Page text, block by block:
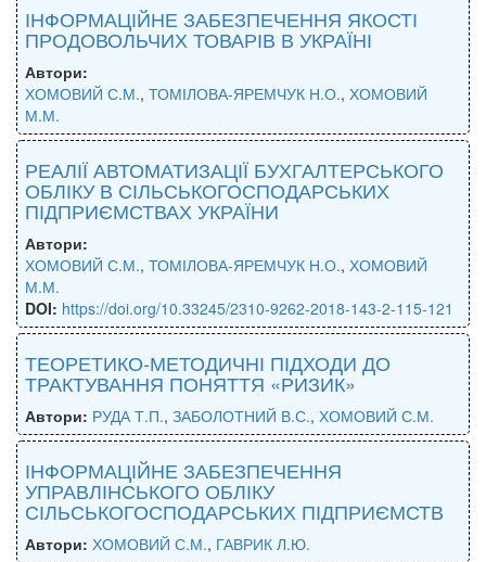
ІНФОРМАЦІЙНЕ ЗАБЕЗПЕЧЕННЯ ЯКОСТІ
ПРОДОВОЛЬЧИХ ТОВАРІВ В УКРАЇНІ
Автори:
ХОМОВИЙ С.М., ТОМІЛОВА-ЯРЕМЧУК Н.О., ХОМОВИЙ
М.М.
РЕАЛІЇ АВТОМАТИЗАЦІЇ БУХГАЛТЕРСЬКОГО
ОБЛІКУ В СІЛЬСЬКОГОСПОДАРСЬКИХ
ПІДПРИЄМСТВАХ УКРАЇНИ
Автори:
ХОМОВИЙ С.М., ТОМІЛОВА-ЯРЕМЧУК Н.О., ХОМОВИЙ
М.М.
DOI: https://doi.org/10.33245/2310-9262-2018-143-2-115-121
ТЕОРЕТИКО-МЕТОДИЧНІ ПІДХОДИ ДО
ТРАКТУВАННЯ ПОНЯТТЯ «РИЗИК»
Автори: РУДА Т.П., ЗАБОЛОТНИЙ В.С., ХОМОВИЙ С.М.
ІНФОРМАЦІЙНЕ ЗАБЕЗПЕЧЕННЯ
УПРАВЛІНСЬКОГО ОБЛІКУ
СІЛЬСЬКОГОСПОДАРСЬКИХ ПІДПРИЄМСТВ
Автори: ХОМОВИЙ С.М., ГАВРИК Л.Ю.